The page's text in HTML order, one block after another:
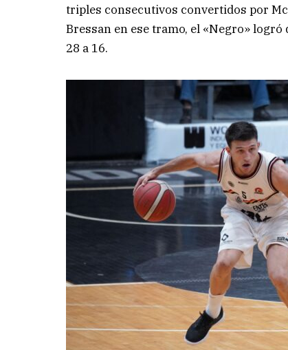
triples consecutivos convertidos por
Bressan en ese tramo, el «Negro»
28 a 16.